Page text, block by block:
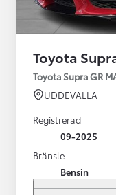
Toyota
Toyota Supra GR
UDDEVALLA
Registrerad
09-2025
Bränsle
Bensin